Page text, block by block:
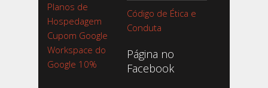
Planos de
Hospedagem
Cupom Google
Workspace do
Google 10%
Código de Ética e
Conduta
Página no
Facebook